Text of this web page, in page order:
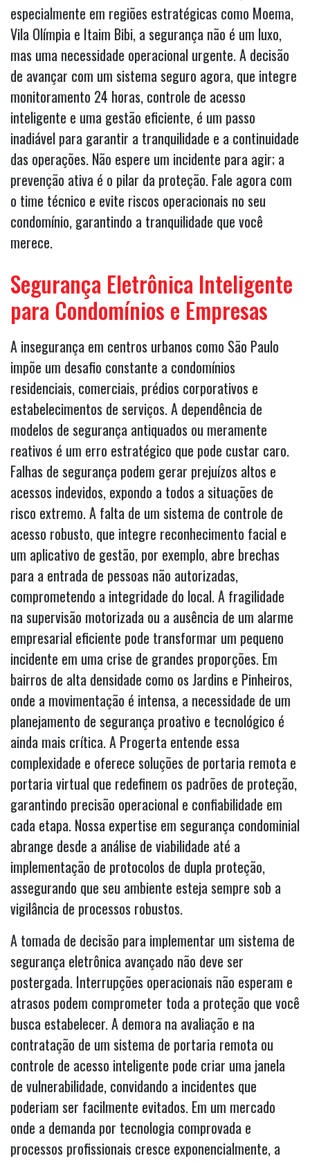
especialmente em regiões estratégicas como Moema,
Vila Olímpia e Itaim Bibi, a segurança não é um luxo,
mas uma necessidade operacional urgente. A decisão
de avançar com um sistema seguro agora, que integre
monitoramento 24 horas, controle de acesso
inteligente e uma gestão eficiente, é um passo
inadiável para garantir a tranquilidade e a continuidade
das operações. Não espere um incidente para agir; a
prevenção ativa é o pilar da proteção. Fale agora com
o time técnico e evite riscos operacionais no seu
condomínio, garantindo a tranquilidade que você
merece.
Segurança Eletrônica Inteligente
para Condomínios e Empresas
A insegurança em centros urbanos como São Paulo
impõe um desafio constante a condomínios
residenciais, comerciais, prédios corporativos e
estabelecimentos de serviços. A dependência de
modelos de segurança antiquados ou meramente
reativos é um erro estratégico que pode custar caro.
Falhas de segurança podem gerar prejuízos altos e
acessos indevidos, expondo a todos a situações de
risco extremo. A falta de um sistema de controle de
acesso robusto, que integre reconhecimento facial e
um aplicativo de gestão, por exemplo, abre brechas
para a entrada de pessoas não autorizadas,
comprometendo a integridade do local. A fragilidade
na supervisão motorizada ou a ausência de um alarme
empresarial eficiente pode transformar um pequeno
incidente em uma crise de grandes proporções. Em
bairros de alta densidade como os Jardins e Pinheiros,
onde a movimentação é intensa, a necessidade de um
planejamento de segurança proativo e tecnológico é
ainda mais crítica. A Progerta entende essa
complexidade e oferece soluções de portaria remota e
portaria virtual que redefinem os padrões de proteção,
garantindo precisão operacional e confiabilidade em
cada etapa. Nossa expertise em segurança condominial
abrange desde a análise de viabilidade até a
implementação de protocolos de dupla proteção,
assegurando que seu ambiente esteja sempre sob a
vigilância de processos robustos.
A tomada de decisão para implementar um sistema de
segurança eletrônica avançado não deve ser
postergada. Interrupções operacionais não esperam e
atrasos podem comprometer toda a proteção que você
busca estabelecer. A demora na avaliação e na
contratação de um sistema de portaria remota ou
controle de acesso inteligente pode criar uma janela
de vulnerabilidade, convidando a incidentes que
poderiam ser facilmente evitados. Em um mercado
onde a demanda por tecnologia comprovada e
processos profissionais cresce exponencialmente, a